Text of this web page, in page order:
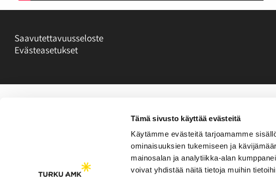
Tämä sivusto käyttää evästeitä
Käytämme evästeitä tarjoamamme
ominaisuuksien tukemiseen ja
mainosalan ja analytiikka-alan
voivat yhdistää näitä tietoja muihin
Saavutettavuusseloste
Evästeasetukset